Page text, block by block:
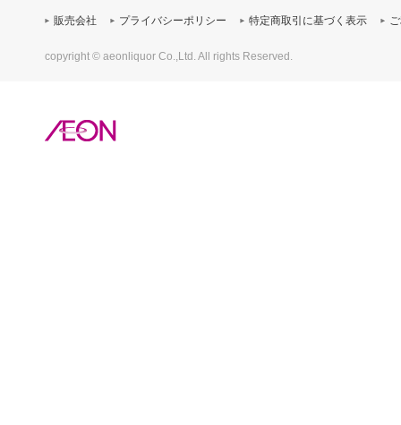
販売会社 プライバシーポリシー 特定商取引に基づく表示
copyright © aeonliquor Co.,Ltd. All rights Reserved.